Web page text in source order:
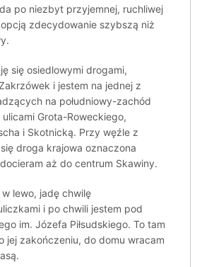
po niezbyt przyjemnej, ruchliwej
zdecydowanie szybszą niż
się osiedlowymi drogami,
i jestem na jednej z
na południowy-zachód
Grota-Roweckiego,
i Skotnicką. Przy węźle z
droga krajowa oznaczona
aż do centrum Skawiny.
lewo, jadę chwilę
i po chwili jestem pod
im. Józefa Piłsudskiego. To tam
jej zakończeniu, do domu wracam